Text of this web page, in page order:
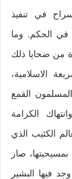
في تنفيذ
الحكم. وما
من ضحايا ذلك
الاسلامية،
القمع
الكرامة
الكئيب الذي
صار
فيها البشير